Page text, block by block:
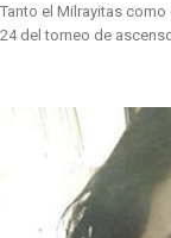
Tanto el Milrayitas
24 del torneo de